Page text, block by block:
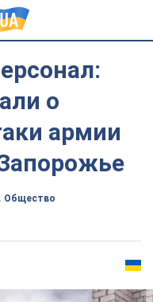
о
армии
Общество